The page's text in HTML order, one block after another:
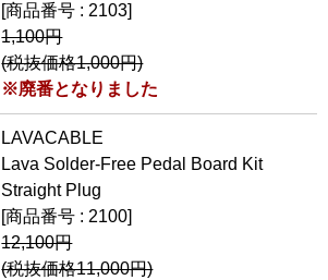
[商品番号 : 2103]
1,100円
(税抜価格1,000円)
※廃番となりました
LAVACABLE
Lava Solder-Free Pedal Board Kit
Straight Plug
[商品番号 : 2100]
12,100円
(税抜価格11,000円)